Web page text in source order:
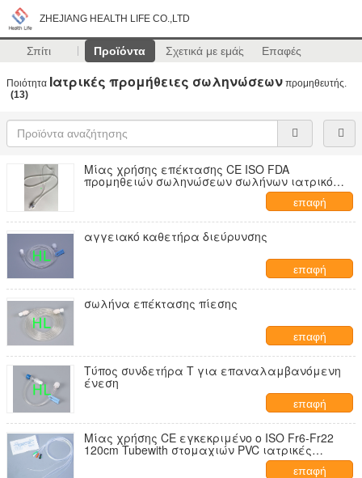
ZHEJIANG HEALTH LIFE CO.,LTD
Σπίτι Προϊόντα Σχετικά με εμάς Επαφές
Ποιότητα Ιατρικές προμήθειες σωληνώσεων προμηθευτής.
(13)
Μίας χρήσης επέκτασης CE ISO FDA
προμηθειών σωληνώσεων σωλήνων ιατρικό
επαφή
αγγειακό καθετήρα διεύρυνσης
επαφή
σωλήνα επέκτασης πίεσης
επαφή
Τύπος συνδετήρα Τ για επαναλαμβανόμενη
ένεση
επαφή
Μίας χρήσης CE εγκεκριμένο ο ISO Fr6-Fr22
120cm Tubewith στομαχιών PVC ιατρικές
επαφή